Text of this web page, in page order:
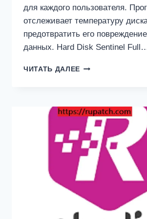
для каждого пользователя.
отслеживает температуру
предотвратить его
данных. Hard Disk Sentinel
ЧИТАТЬ ДАЛЕЕ HARD
6.20
КРЯК
КЛЮЧ
РЕГИСТРАЦИИ
СКАЧАТЬ
[2025]